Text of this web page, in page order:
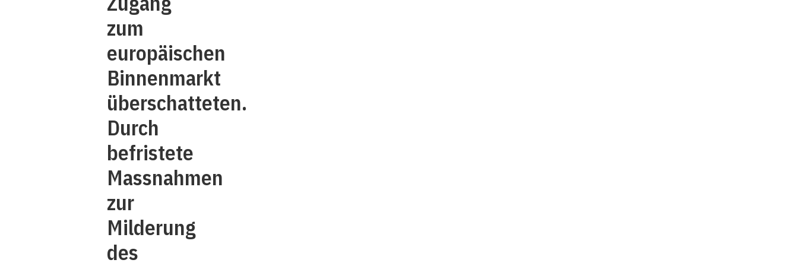
zum
europäischen
Binnenmarkt
überschatteten.
Durch
befristete
Massnahmen
zur
Milderung
des